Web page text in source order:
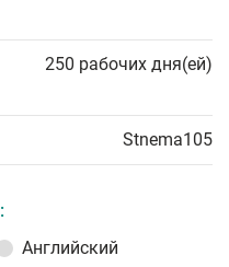
250 рабочих дня(ей)
Stnema105
Английский